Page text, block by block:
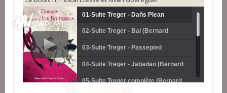
01-Suite Treger - Dañs Plean
(Bernard Lasbleiz, Guillaume Laizet
et Kilian Goareguer)
02-Suite Treger - Bal (Bernard
Lasbleiz, Guillaume Laizet et Kilian
Goareguer)
03-Suite Treger - Passepied
(Bernard Lasbleiz, Guillaume Laizet
et Kilian Goareguer)
04-Suite Treger - Jabadao (Bernard
Lasbleiz, Guillaume Laizet et Kilian
05-Suite Treger complète (Bernard